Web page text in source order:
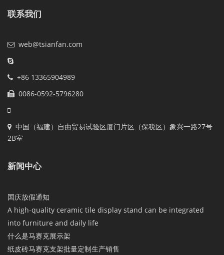
联系我们
web@tsianfan.com
+86 13365904989
0086-0592-5796280
中国（福建）自由贸易试验区厦门片区（保税区）象兴一路27号
2B室
新闻中心
国庆放假通知
A high-quality ceramic tile display stand can be integrated
into furniture and daily life
什么是马赛克展示架
纸皮砖马赛克支架批量定制生产销售